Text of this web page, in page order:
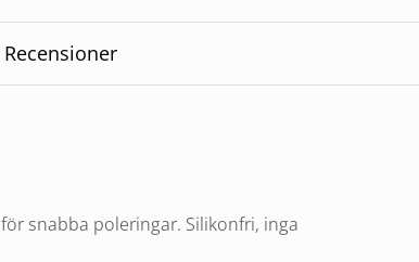
Recensioner
snabba poleringar. Silikonfri, inga